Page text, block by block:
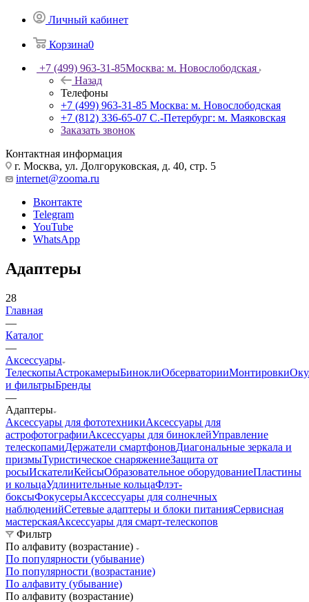
Личный кабинет
Корзина0
+7 (499) 963-31-85Москва: м. Новослободская
Назад
Телефоны
+7 (499) 963-31-85 Москва: м. Новослободская
+7 (812) 336-65-07 С.-Петербург: м. Маяковская
Заказать звонок
Контактная информация
г. Москва, ул. Долгоруковская, д. 40, стр. 5
internet@zooma.ru
Вконтакте
Telegram
YouTube
WhatsApp
Адаптеры
28
Главная
—
Каталог
—
Аксессуары
ТелескопыАстрокамерыБиноклиОбсерваторииМонтировки
и фильтрыБренды
—
Адаптеры
Аксессуары для фототехникиАксессуары для
астрофотографииАксессуары для биноклейУправление
телескопамиДержатели смартфоновДиагональные зеркала и
призмыТуристическое снаряжениеЗащита от
росыИскателиКейсыОбразовательное оборудованиеПластины
и кольцаУдлинительные кольцаФлэт-
боксыФокусерыАкссессуары для солнечных
наблюденийСетевые адаптеры и блоки питанияСервисная
мастерскаяАксессуары для смарт-телескопов
Фильтр
По алфавиту (возрастание)
По популярности (убывание)
По популярности (возрастание)
По алфавиту (убывание)
По алфавиту (возрастание)